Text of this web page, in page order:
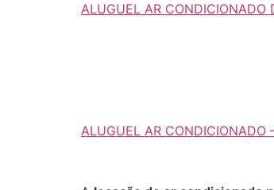
ALUGUEL AR CONDICIONADO
ALUGUEL AR CONDICIONADO